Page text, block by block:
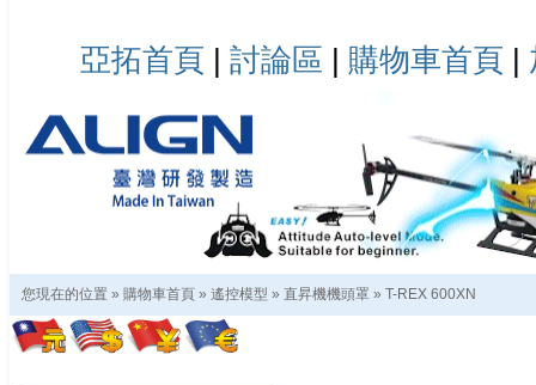
亞拓首頁 | 討論區 | 購物車首頁 |
您現在的位置 » 購物車首頁 » 遙控模型 » 直昇機機頭罩 » T-REX 600XN